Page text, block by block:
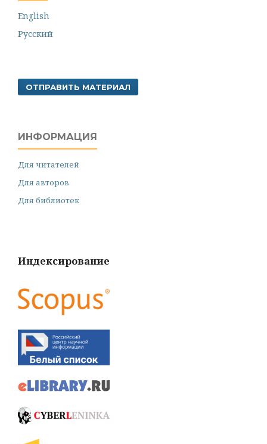
English
Русский
ОТПРАВИТЬ МАТЕРИАЛ
ИНФОРМАЦИЯ
Для читателей
Для авторов
Для библиотек
Индексирование